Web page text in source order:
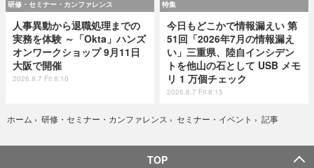
研修・セミナー・カンファレンス
人事異動から退職処理までの
実務を体験 ～「Okta」ハンズ
オンワークショップ 9月11日
大阪で開催
2026.8.7 Fri 8:10
特集
今日もどこかで情報漏えい 第
51回「2026年7月の情報漏え
い」三重県、陸自インシデン
トを他山の石として USB メモ
リ 1 万個チェック
2026.8.7 Fri 8:15
ホーム › 研修・セミナー・カンファレンス › セミナー・イベント › 記事
TOP